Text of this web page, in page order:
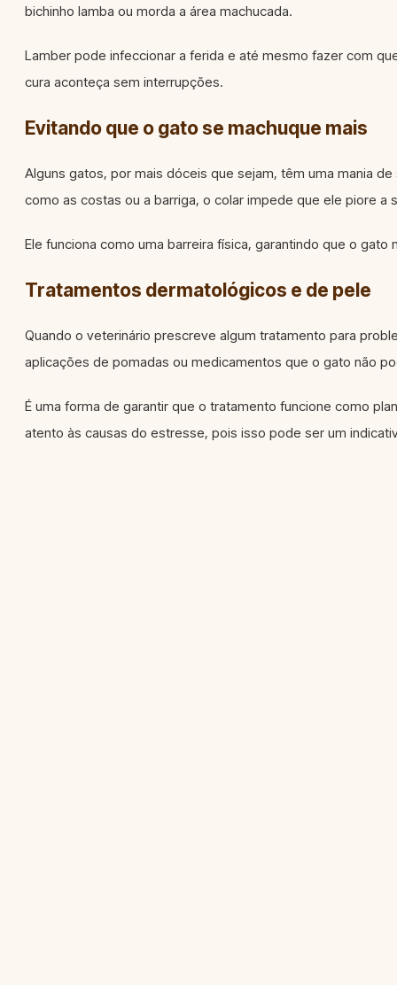
bichinho lamba ou morda a área machucada.
Lamber pode infeccionar a ferida e até mesmo fazer com
cura aconteça sem interrupções.
Evitando que o gato se machuque mais
Alguns gatos, por mais dóceis que sejam, têm uma mania
como as costas ou a barriga, o colar impede que ele piore a
Ele funciona como uma barreira física, garantindo que o
Tratamentos dermatológicos e de pele
Quando o veterinário prescreve algum tratamento para
aplicações de pomadas ou medicamentos que o gato não
É uma forma de garantir que o tratamento funcione como
atento às causas do estresse, pois isso pode ser um